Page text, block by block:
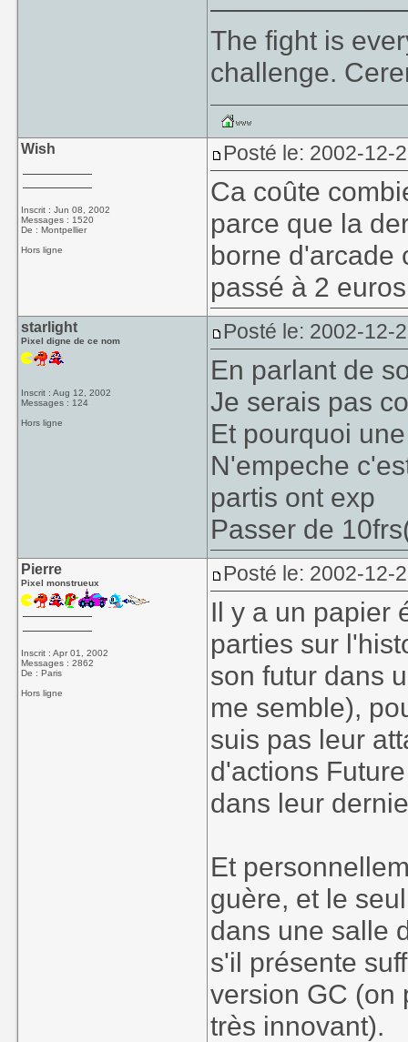
The fight is
challenge.
Wish
Inscrit : Jun 08, 2002
Messages : 1520
De : Montpellier
Hors ligne
Posté le: 2002-12-
Ca coûte
parce que la
borne d'arcade
passé à 2
starlight
Pixel digne de ce nom
Inscrit : Aug 12, 2002
Messages : 124
Hors ligne
Posté le: 2002-12-
En parlant de
Je serais pas
Et pourquoi
N'empeche
partis ont exp
Passer de
Pierre
Pixel monstrueux
Inscrit : Apr 01, 2002
Messages : 2862
De : Paris
Hors ligne
Posté le: 2002-12-
Il y a un papier
parties sur
son futur dans
me semble),
suis pas leur
d'actions
dans leur
Et
guère, et le
dans une salle
s'il présente
version GC (on
très innovant).